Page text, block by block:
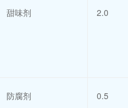
甜味剂 2.0
防腐剂 0.5